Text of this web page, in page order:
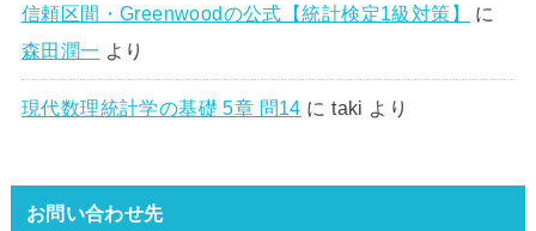
信頼区間・Greenwoodの公式【統計検定1級対策】
に
森田潤一 より
現代数理統計学の基礎 5章 問14 にtaki より
お問い合わせ先